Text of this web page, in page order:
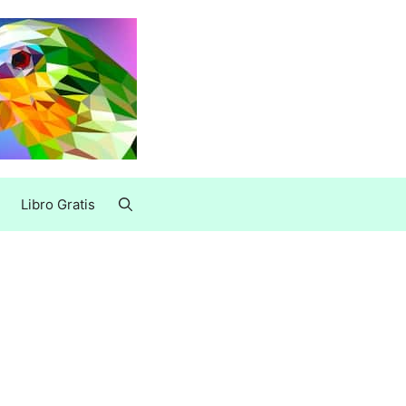
Libro Gratis